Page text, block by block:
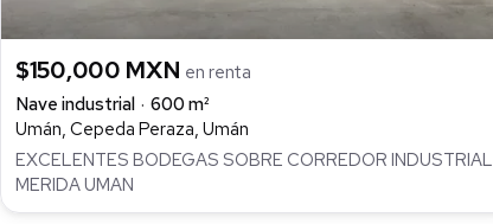
$150,000 MXN en renta
Nave industrial
600 m²
Umán, Cepeda Peraza, Umán
EXCELENTES BODEGAS SOBRE CORREDOR INDUSTRIAL
MERIDA UMAN